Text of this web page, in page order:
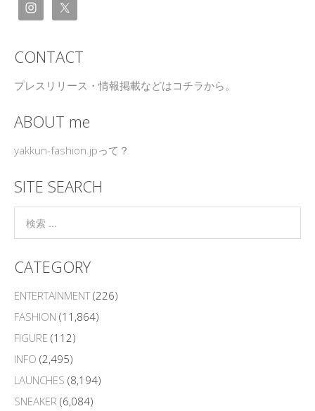
CONTACT
プレスリリース・情報掲載などはコチラから。
ABOUT me
yakkun-fashion.jpって？
SITE SEARCH
CATEGORY
ENTERTAINMENT(226)
FASHION (11,864)
FIGURE (112)
INFO (2,495)
LAUNCHES (8,194)
SNEAKER (6,084)